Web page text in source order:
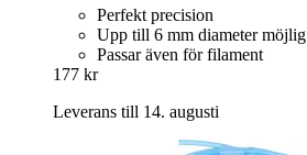
Perfekt precision
Upp till 6 mm diameter möjlig
Passar även för filament
177 kr
Leverans till 14. augusti